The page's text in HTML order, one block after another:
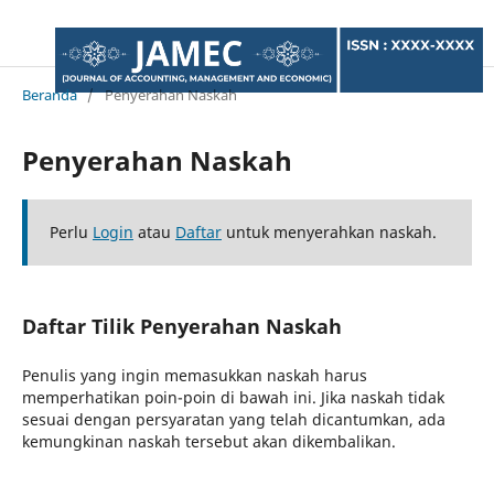
Beranda / Penyerahan Naskah
Penyerahan Naskah
Perlu Login atau Daftaruntuk menyerahkan naskah.
Daftar Tilik Penyerahan Naskah
Penulis yang ingin memasukkan naskah harus
memperhatikan poin-poin di bawah ini. Jika naskah tidak
sesuai dengan persyaratan yang telah dicantumkan, ada
kemungkinan naskah tersebut akan dikembalikan.